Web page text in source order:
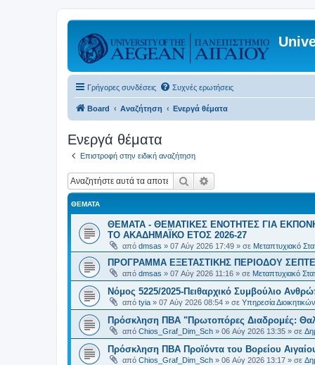
Γρήγορες συνδέσεις Συχνές ερωτήσεις
Board Αναζήτηση Ενεργά θέματα
Ενεργά θέματα
Επιστροφή στην ειδική αναζήτηση
Αναζήτηση
ΘΈΜΑΤΑ
ΘΕΜΑΤΑ - ΘΕΜΑΤΙΚΕΣ ΕΝΟΤΗΤΕΣ ΓΙΑ
ΤΟ ΑΚΑΔΗΜΑΪΚΟ ΕΤΟΣ 2026-27
από dmsas » 07 Αύγ 2026 17:49 » σε Μεταπτυχιακό
ΠΡΟΓΡΑΜΜΑ ΕΞΕΤΑΣΤΙΚΗΣ ΠΕΡΙΟΔΟΥ
από dmsas » 07 Αύγ 2026 11:16 » σε Μεταπτυχιακό
Νόμος 5225/2025-Πειθαρχικό Συμβούλιο
από tyia » 07 Αύγ 2026 08:54 » σε Υπηρεσία
Πρόσκληση ΠΒΑ "Πρωτοπόρες Διαδρομές:
από Chios_Graf_Dim_Sch » 06 Αύγ 2026 13:35 » σε
Πρόσκληση ΠΒΑ Προϊόντα του Βορείου
από Chios_Graf_Dim_Sch » 06 Αύγ 2026 13:17 » σε